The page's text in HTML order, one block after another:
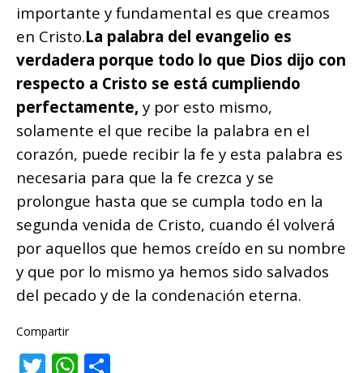
importante y fundamental es que creamos
en Cristo.La palabra del evangelio es
verdadera porque todo lo que Dios dijo con
respecto a Cristo se está cumpliendo
perfectamente, y por esto mismo,
solamente el que recibe la palabra en el
corazón, puede recibir la fe y esta palabra es
necesaria para que la fe crezca y se
prolongue hasta que se cumpla todo en la
segunda venida de Cristo, cuando él volverá
por aquellos que hemos creído en su nombre
y que por lo mismo ya hemos sido salvados
del pecado y de la condenación eterna.
Compartir
T W